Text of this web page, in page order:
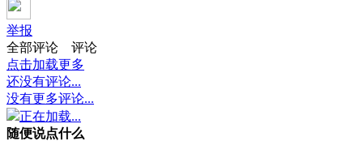
举报
全部评论
评论
点击加载更多
还没有评论...
没有更多评论...
正在加载...
随便说点什么